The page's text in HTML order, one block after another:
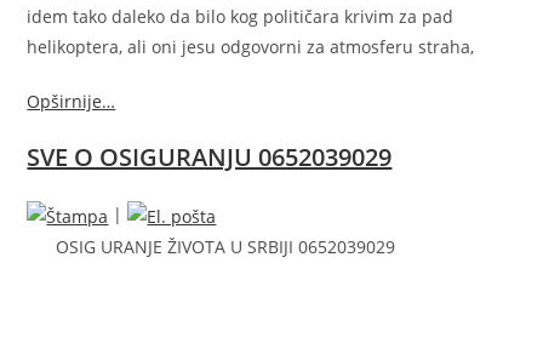
idem tako daleko da bilo kog političara krivim za pad
helikoptera, ali oni jesu odgovorni za atmosferu straha,
Opširnije…
SVE O OSIGURANJU 0652039029
|
OSIG URANJE ŽIVOTA U SRBIJI 0652039029